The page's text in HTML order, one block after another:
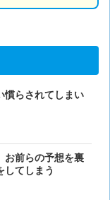
慣らされてしまい
お前らの予想を裏
してしまう